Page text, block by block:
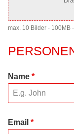
max. 10 Bilder - 100MB
Name *
Email *